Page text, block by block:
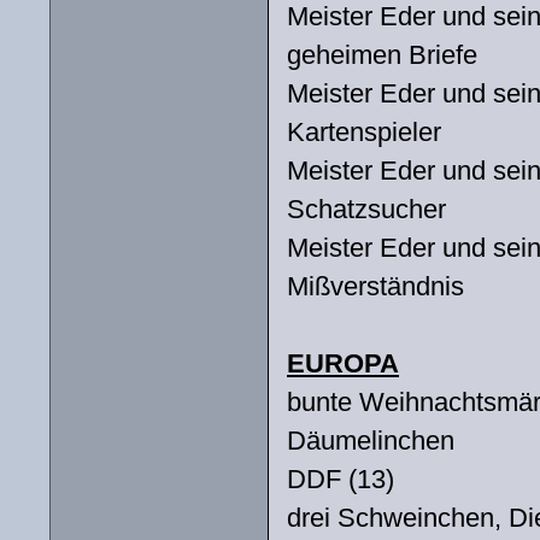
Meister Eder und
geheimen Briefe
Meister Eder und
Kartenspieler
Meister Eder und
Schatzsucher
Meister Eder und
Mißverständnis
EUROPA
bunte
Däumelinchen
DDF (13)
drei Schweinchen,